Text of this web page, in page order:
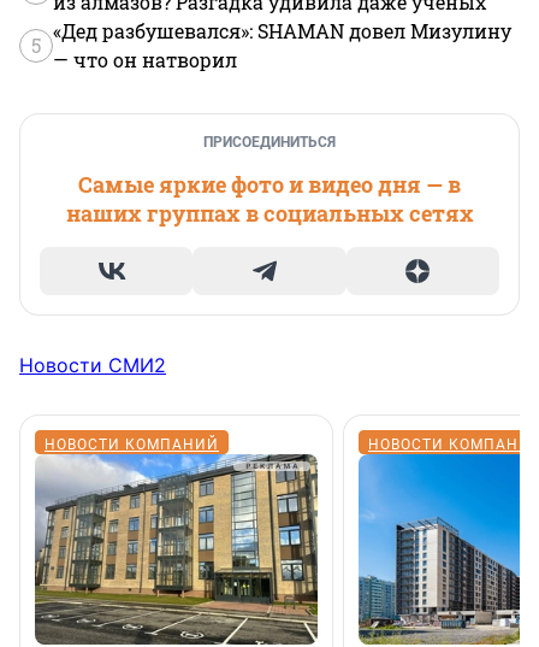
5
«Дед разбушевался»: SHAMAN довел Мизулину
— что он натворил
ПРИСОЕДИНИТЬСЯ
Самые яркие фото и видео дня — в
наших группах в социальных сетях
Новости СМИ2
НОВОСТИ КОМПАНИЙ НОВОСТИ